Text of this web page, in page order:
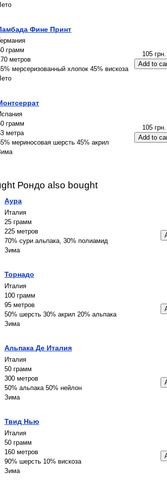
Фине Принт
грамм
метров
мерсеризованный хлопок 45% вискоза
105 грн.
грамм
метра
мериносовая шерсть 45% акрил
105 грн.
Рондо also bought
Аура
Италия
25 грамм
225 метров
70% сури альпака, 30% полиамид
Зима
Торнадо
Италия
100 грамм
95 метров
50% шерсть 30% акрил 20% альпака
Зима
Альпака Де Италия
Италия
50 грамм
300 метров
50% альпака 50% нейлон
Зима
Твид Нью
Италия
50 грамм
160 метров
90% шерсть 10% вискоза
Зима